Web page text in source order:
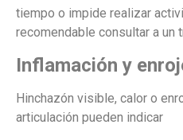
tiempo o impide realizar
recomendable consultar a un
Inflamación y
Hinchazón visible, calor o
articulación pueden indicar